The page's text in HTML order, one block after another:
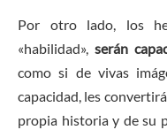
Por otro lado, los
«habilidad», serán
como si de vivas
capacidad, les
propia historia y de su